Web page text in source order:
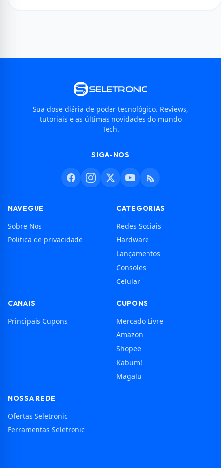
Sua dose diária de poder tecnológico. Reviews,
tutoriais e as últimas novidades do mundo
Tech.
SIGA-NOS
NAVEGUE
Sobre Nós
Politica de privacidade
CATEGORIAS
Redes Sociais
Hardware
Lançamentos
Consoles
Celular
CANAIS
Principais Cupons
CUPONS
Mercado Livre
Amazon
Shopee
Kabum!
Magalu
NOSSA REDE
Ofertas Seletronic
Ferramentas Seletronic